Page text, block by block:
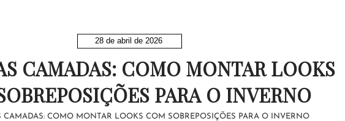
28 de abril de 2026
CAMADAS: COMO MONTAR LOOKS
PARA O INVERNO
CAMADAS: COMO MONTAR LOOKS COM SOBREPOSIÇÕES PARA O INVERNO